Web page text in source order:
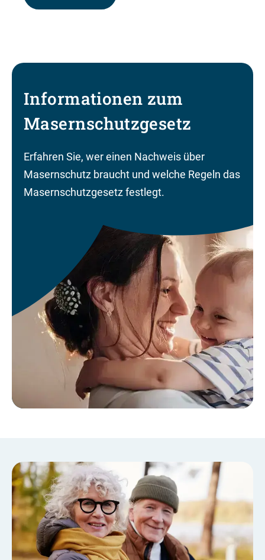
Informationen zum
Masernschutzgesetz
Erfahren Sie, wer einen Nachweis über
Masernschutz braucht und welche Regeln das
Masernschutzgesetz festlegt.